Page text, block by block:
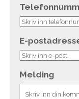
E-
Melding